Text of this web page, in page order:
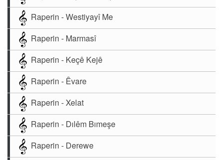
Raperin - Westiyayî Me
Raperin - Marmasî
Raperin - Keçê Kejê
Raperin - Êvare
Raperin - Xelat
Raperin - Dılêm Bımeşe
Raperin - Derewe